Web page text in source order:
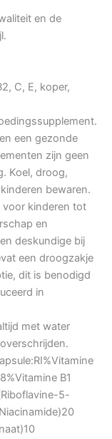
en de
C, E, koper,
een gezonde
zijn geen
Koel, droog,
bewaren.
voor kinderen tot
en
deskundige bij
een droogzakje
dit is benodigd
in
met water
B1
5-